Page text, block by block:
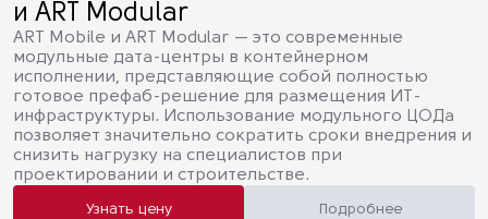
и ART Modular
ART Mobile и ART Modular — это современные
модульные дата-центры в контейнерном
исполнении, представляющие собой полностью
готовое префаб-решение для размещения ИТ-
инфраструктуры. Использование модульного ЦОДа
позволяет значительно сократить сроки внедрения и
снизить нагрузку на специалистов при
проектировании и строительстве.
Узнать цену Подробнее